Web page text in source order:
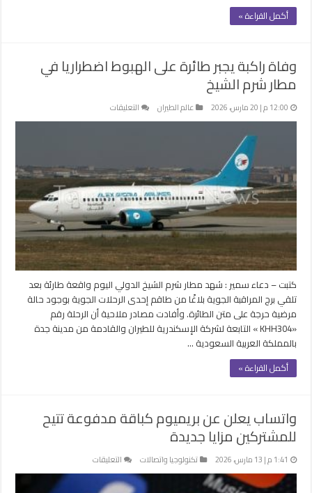
أكمل القراءة »
وفاة راكبة يجبر طائرة على الهبوط اضطراريا في
مطار شرم الشيخ
12:00 م | 20 مارس، 2026 عالم الطيران التعليقات
وفاة
على
الهبوط
اضطراريا
في
مطار
شرم
الشيخ
مغلقة
كتبت – دعاء سمير : شهد مطار شرم الشيخ الدولي اليوم واقعة طارئة بعد
تلقي برج المراقبة الجوية بلاغًا من طاقم إحدى الرحلات الجوية بوجود حالة
مرضية حرجة على متن الطائرة. وأفادت مصادر ملاحية أن الرحلة رقم
«KHH304 » التابعة لشركة الإسكندرية للطيران والقادمة من مدينة جدة
بالمملكة العربية السعودية …
أكمل القراءة »
واتساب يعلن عن بريميوم كباقة مدفوعة تتيح
للمشتركين مزايا جديدة
1:41 م | 13 مارس، 2026 تكنولوجيا واتصالات التعليقات
واتساب